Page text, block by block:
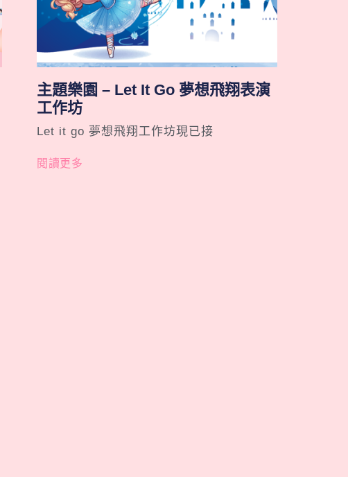
主題樂園 – Let It Go 夢想飛翔表演
工作坊
Let it go 夢想飛翔工作坊現已接
閱讀更多